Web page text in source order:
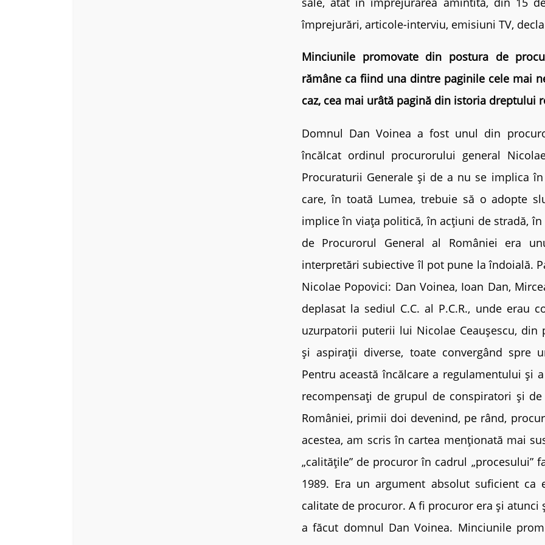
împrejurări, articole-interviu, emisiuni TV,
Minciunile promovate din postura de
rămâne ca fiind una dintre paginile cele mai
caz, cea mai urâtă pagină din istoria dreptului
Domnul Dan Voinea a fost unul din
încălcat ordinul procurorului general
Procuraturii Generale și de a nu se implica
care, în toată Lumea, trebuie să o adopte
implice în viața politică, în acțiuni de stradă,
de Procurorul General al României era
interpretări subiective îl pot pune la îndoială.
Nicolae Popovici: Dan Voinea, Ioan Dan,
deplasat la sediul C.C. al P.C.R., unde erau
uzurpatorii puterii lui Nicolae Ceaușescu,
și aspirații diverse, toate convergând spre
Pentru această încălcare a regulamentului
recompensați de grupul de conspiratori și
României, primii doi devenind, pe rând,
acestea, am scris în cartea menționată mai
„calitățile” de procuror în cadrul „procesului”
1989. Era un argument absolut suficient
calitate de procuror. A fi procuror era și atunci
a făcut domnul Dan Voinea. Minciunile